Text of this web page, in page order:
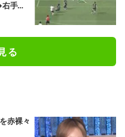
手一
る
赤裸々